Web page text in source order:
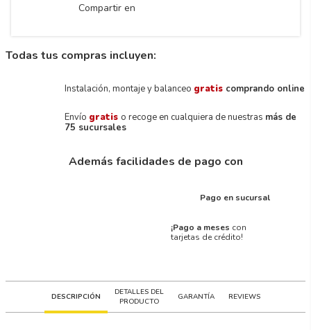
Compartir en
Todas tus compras incluyen:
Instalación, montaje y balanceo gratis comprando online
Envío gratis o recoge en cualquiera de nuestras más de
75 sucursales
Además facilidades de pago con
Pago en sucursal
¡Pago a meses con
tarjetas de crédito!
DESCRIPCIÓN
DETALLES DEL
PRODUCTO
GARANTÍA REVIEWS